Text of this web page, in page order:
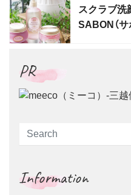
スクラブ洗
SABON（
PR
Information